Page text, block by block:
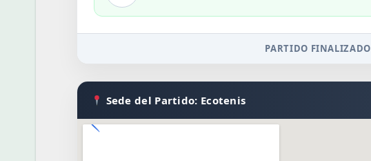
PARTIDO FINALIZADO
Sede del Partido: Ecotenis